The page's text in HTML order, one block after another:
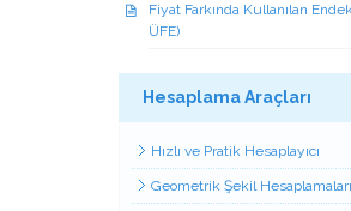
Fiyat Farkında Kullanılan
ÜFE)
Hesaplama Araçları
Hızlı ve Pratik Hesaplayıcı
Geometrik Şekil Hesaplamaları